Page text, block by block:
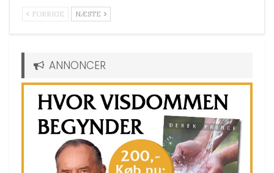
FORRIGE NÆSTE
ANNONCER